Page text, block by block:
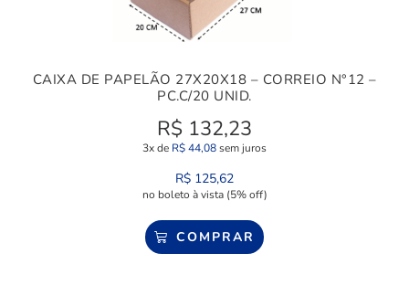
CAIXA DE PAPELÃO 27X20X18 – CORREIO N°12 –
PC.C/20 UNID.
R$ 132,23
3x de R$44,08sem juros
R$ 125,62
no boleto à vista (5% off)
COMPRAR